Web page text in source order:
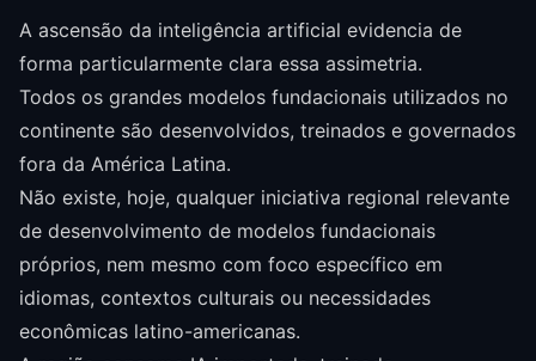
A ascensão da inteligência artificial evidencia de
forma particularmente clara essa assimetria.
Todos os grandes modelos fundacionais utilizados no
continente são desenvolvidos, treinados e governados
fora da América Latina.
Não existe, hoje, qualquer iniciativa regional relevante
de desenvolvimento de modelos fundacionais
próprios, nem mesmo com foco específico em
idiomas, contextos culturais ou necessidades
econômicas latino-americanas.